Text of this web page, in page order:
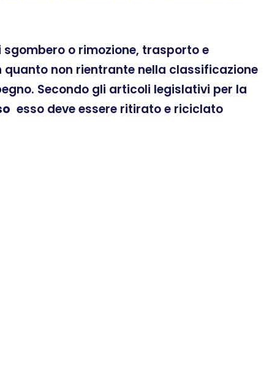
o rimozione, trasporto e
non rientrante nella classificazione
Secondo gli articoli legislativi per la
esso deve essere ritirato e riciclato